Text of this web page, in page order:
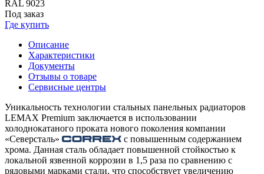
RAL 9023
Под заказ
Где купить
Описание
Характеристики
Документы
Отзывы о товаре
Сервисные центры
Уникальность технологии стальных панельных радиаторов
LEMAX Premium заключается в использовании
холоднокатаного проката нового поколения компании
«Северсталь»
с повышенным содержанием
хрома. Данная сталь обладает повышенной стойкостью к
локальной язвенной коррозии в 1,5 раза по сравнению с
рядовыми марками стали, что способствует увеличению